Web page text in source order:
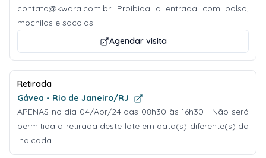
contato@kwara.com.br. Proibida a entrada com bolsa,
mochilas e sacolas.
Agendar visita
Retirada
Gávea - Rio de Janeiro/RJ
APENAS no dia 04/Abr/24 das 08h30 às 16h30 - Não será
permitida a retirada deste lote em data(s) diferente(s) da
indicada.